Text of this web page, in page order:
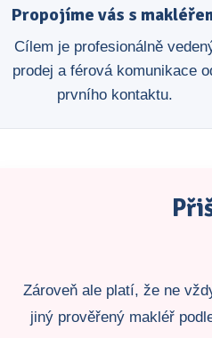
Propojíme vás s
Cílem je profesionálně
prodej a férová komunikace
prvního kontaktu.
Zároveň ale platí, že ne
jiný prověřený makléř